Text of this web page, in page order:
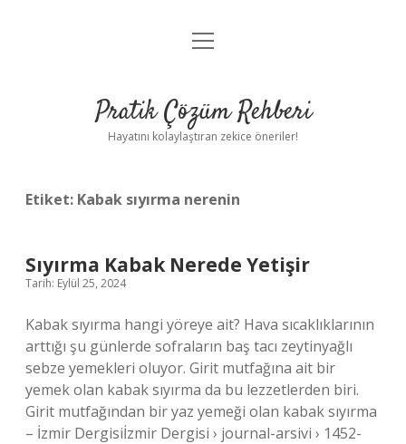
Anasayfa
Yasal Uyarı
menüyü
Pratik Çözüm Rehberi
Hayatını kolaylaştıran zekice öneriler!
Etiket: Kabak sıyırma nerenin
Sıyırma Kabak Nerede Yetişir
Tarih: Eylül 25, 2024
Kabak sıyırma hangi yöreye ait? Hava sıcaklıklarının
arttığı şu günlerde sofraların baş tacı zeytinyağlı
sebze yemekleri oluyor. Girit mutfağına ait bir
yemek olan kabak sıyırma da bu lezzetlerden biri.
Girit mutfağından bir yaz yemeği olan kabak sıyırma
– İzmir Dergisiİzmir Dergisi › journal-arsivi › 1452-